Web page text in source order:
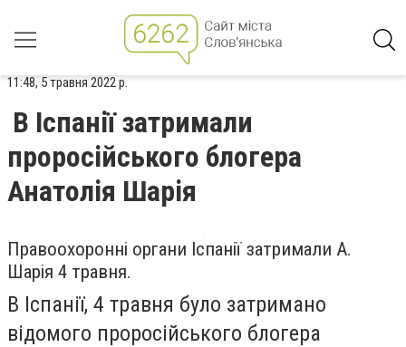
11:48, 5 травня 2022 р.
В Іспанії затримали
проросійського блогера
Анатолія Шарія
Правоохоронні органи Іспанії затримали А.
Шарія 4 травня.
В Іспанії, 4 травня було затримано
відомого проросійського блогера